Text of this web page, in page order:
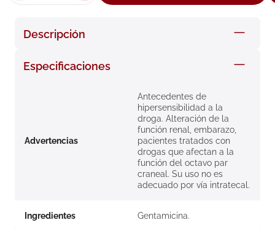
Descripción
Especificaciones
Advertencias
Antecedentes de
hipersensibilidad a la
droga. Alteración de la
función renal, embarazo,
pacientes tratados con
drogas que afectan a la
función del octavo par
craneal. Su uso no es
adecuado por vía intratecal.
Ingredientes Gentamicina.
7. megacistin
roche posay